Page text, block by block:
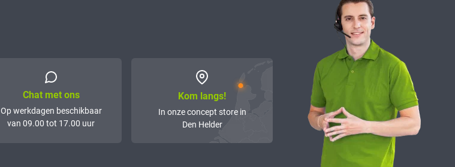
Chat met ons
Op werkdagen beschikbaar
van 09.00 tot 17.00 uur
Kom langs!
In onze concept store in
Den Helder